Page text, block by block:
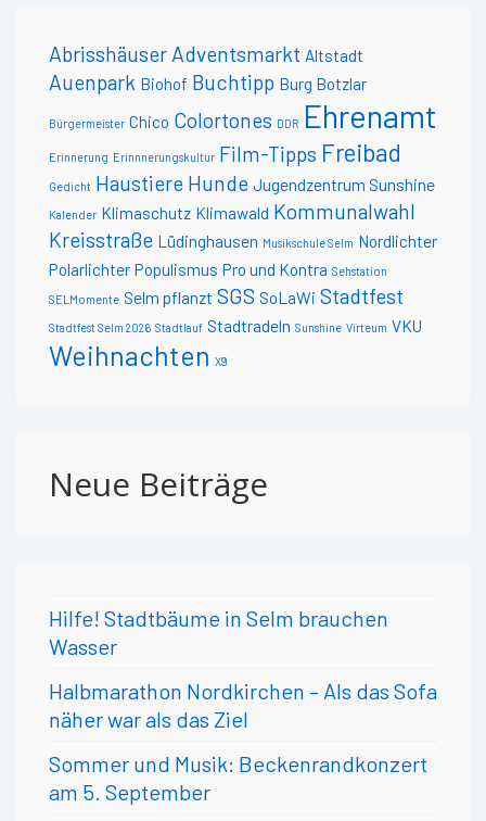
Abrisshäuser Adventsmarkt Altstadt
Auenpark Biohof Buchtipp Burg Botzlar
Bürgermeister Chico Colortones DDR Ehrenamt
Erinnerung Erinnnerungskultur Film-Tipps Freibad
Gedicht Haustiere Hunde Jugendzentrum Sunshine
Kalender Klimaschutz Klimawald Kommunalwahl
Kreisstraße Lüdinghausen Musikschule Selm Nordlichter
Polarlichter Populismus Pro und Kontra Sehstation
SELMomente Selm pflanzt SGS SoLaWi Stadtfest
Stadtfest Selm 2026 Stadtlauf Stadtradeln Sunshine Virteum VKU
Weihnachten X9
Neue Beiträge
Hilfe! Stadtbäume in Selm brauchen
Wasser
Halbmarathon Nordkirchen – Als das Sofa
näher war als das Ziel
Sommer und Musik: Beckenrandkonzert
am 5. September